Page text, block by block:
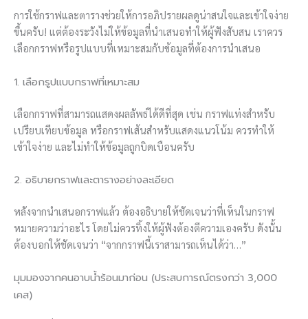
การใช้กราฟและตารางช่วยให้การอภิปรายผลดูน่าสนใจและเข้าใจง่าย
ขึ้นครับ! แต่ต้องระวังไม่ให้ข้อมูลที่นำเสนอทำให้ผู้ฟังสับสน เราควร
เลือกกราฟหรือรูปแบบที่เหมาะสมกับข้อมูลที่ต้องการนำเสนอ
1. เลือกรูปแบบกราฟที่เหมาะสม
เลือกกราฟที่สามารถแสดงผลลัพธ์ได้ดีที่สุด เช่น กราฟแท่งสำหรับ
เปรียบเทียบข้อมูล หรือกราฟเส้นสำหรับแสดงแนวโน้ม ควรทำให้
เข้าใจง่าย และไม่ทำให้ข้อมูลถูกบิดเบือนครับ
2. อธิบายกราฟและตารางอย่างละเอียด
หลังจากนำเสนอกราฟแล้ว ต้องอธิบายให้ชัดเจนว่าที่เห็นในกราฟ
หมายความว่าอะไร โดยไม่ควรทิ้งให้ผู้ฟังต้องตีความเองครับ ดังนั้น
ต้องบอกให้ชัดเจนว่า “จากกราฟนี้เราสามารถเห็นได้ว่า…”
มุมมองจากคนอาบน้ำร้อนมาก่อน (ประสบการณ์ตรงกว่า 3,000
เคส)